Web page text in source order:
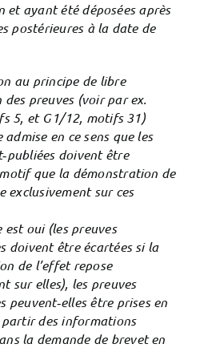
et ayant été déposées après
postérieures à la date de
au principe de libre
preuves (voir par ex.
5, et G 1/12, motifs 31)
admise en ce sens que les
doivent être
que la démonstration de
exclusivement sur ces
est oui (les preuves
doivent être écartées si la
de l’effet repose
sur elles), les preuves
peuvent‑elles être prises en
partir des informations
la demande de brevet en